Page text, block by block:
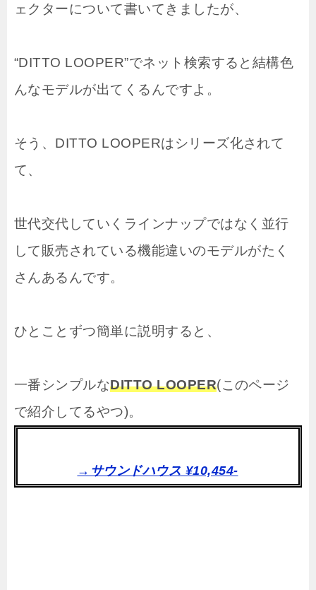
ェクターについて書いてきましたが、
“DITTO LOOPER”でネット検索すると結構色
んなモデルが出てくるんですよ。
そう、DITTO LOOPERはシリーズ化されて
て、
世代交代していくラインナップではなく並行
して販売されている機能違いのモデルがたく
さんあるんです。
ひとことずつ簡単に説明すると、
一番シンプルなDITTO LOOPER(このページ
で紹介してるやつ)。
→サウンドハウス ¥10,454-